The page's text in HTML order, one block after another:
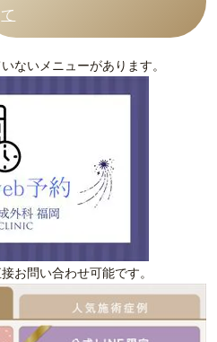
て
いメニューがあります。
お問い合わせ可能です。